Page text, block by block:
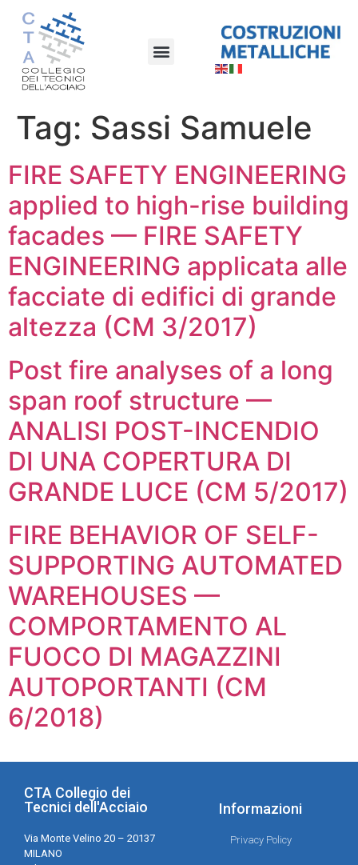
Tag: Sassi Samuele
FIRE SAFETY ENGINEERING
applied to high-rise building
facades — FIRE SAFETY
ENGINEERING applicata alle
facciate di edifici di grande
altezza (CM 3/2017)
Post fire analyses of a long
span roof structure —
ANALISI POST-INCENDIO
DI UNA COPERTURA DI
GRANDE LUCE (CM 5/2017)
FIRE BEHAVIOR OF SELF-
SUPPORTING AUTOMATED
WAREHOUSES —
COMPORTAMENTO AL
FUOCO DI MAGAZZINI
AUTOPORTANTI (CM
6/2018)
CTA Collegio dei
Tecnici dell'Acciaio
Via Monte Velino 20 – 20137
MILANO
Informazioni
Privacy Policy